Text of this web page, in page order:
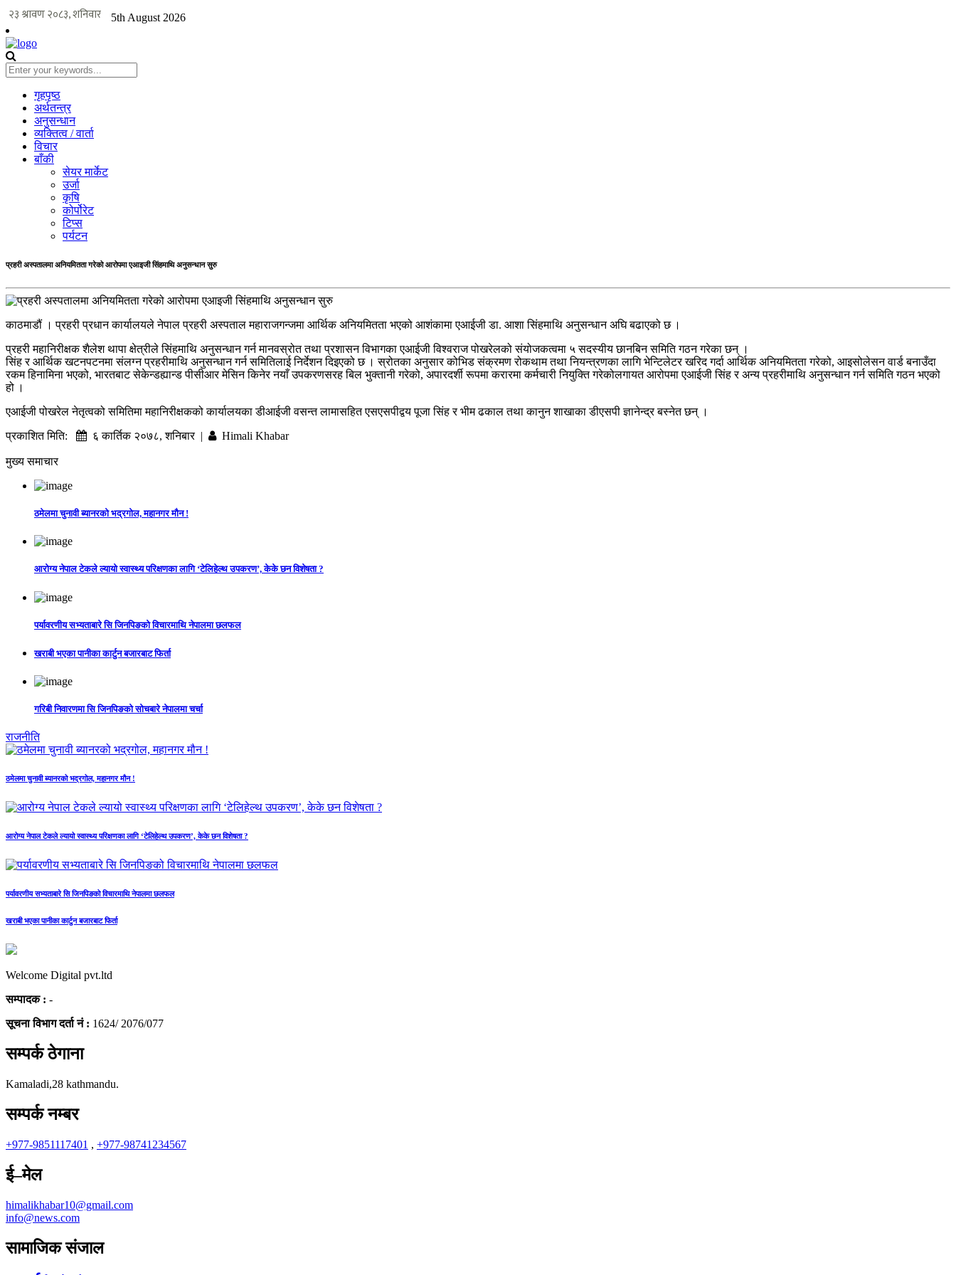
5th August 2026
गृहपृष्ठ
अर्थतन्त्र
अनुसन्धान
व्यक्तित्व / वार्ता
विचार
बाँकी
सेयर मार्केट
उर्जा
कृषि
कोर्पोरेट
टिप्स
पर्यटन
प्रहरी अस्पतालमा अनियमितता गरेको आरोपमा एआइजी सिंहमाथि अनुसन्धान सुरु
काठमाडौं । प्रहरी प्रधान कार्यालयले नेपाल प्रहरी अस्पताल महाराजगन्जमा आर्थिक अनियमितता भएको आशंकामा एआईजी डा. आशा सिंहमाथि अनुसन्धान अघि बढाएको छ ।
प्रहरी महानिरीक्षक शैलेश थापा क्षेत्रीले सिंहमाथि अनुसन्धान गर्न मानवस्रोत तथा प्रशासन विभागका एआईजी विश्वराज पोखरेलको संयोजकत्वमा ५ सदस्यीय छानबिन समिति गठन गरेका छन् ।
सिंह र आर्थिक खटनपटनमा संलग्न प्रहरीमाथि अनुसन्धान गर्न समितिलाई निर्देशन दिइएको छ । स्रोतका अनुसार कोभिड संक्रमण रोकथाम तथा नियन्त्रणका लागि भेन्टिलेटर खरिद गर्दा आर्थिक अनियमितता गरेको, आइसोलेसन वार्ड बनाउँदा
रकम हिनामिना भएको, भारतबाट सेकेन्डह्यान्ड पीसीआर मेसिन किनेर नयाँ उपकरणसरह बिल भुक्तानी गरेको, अपारदर्शी रूपमा करारमा कर्मचारी नियुक्ति गरेकोलगायत आरोपमा एआईजी सिंह र अन्य प्रहरीमाथि अनुसन्धान गर्न समिति गठन भएको
हो ।
एआईजी पोखरेल नेतृत्वको समितिमा महानिरीक्षकको कार्यालयका डीआईजी वसन्त लामासहित एसएसपीद्वय पूजा सिंह र भीम ढकाल तथा कानुन शाखाका डीएसपी ज्ञानेन्द्र बस्नेत छन् ।
प्रकाशित मिति:
६ कार्तिक २०७८, शनिबार | Himali Khabar
मुख्य समाचार
ठमेलमा चुनावी ब्यानरको भद्रगोल, महानगर मौन !
आरोग्य नेपाल टेकले ल्यायो स्वास्थ्य परिक्षणका लागि ‘टेलिहेल्थ उपकरण’, केके छन विशेषता ?
पर्यावरणीय सभ्यताबारे सि जिनपिङको विचारमाथि नेपालमा छलफल
खराबी भएका पानीका कार्टुन बजारबाट फिर्ता
गरिबी निवारणमा सि जिनपिङको सोचबारे नेपालमा चर्चा
राजनीति
ठमेलमा चुनावी ब्यानरको भद्रगोल, महानगर मौन !
आरोग्य नेपाल टेकले ल्यायो स्वास्थ्य परिक्षणका लागि ‘टेलिहेल्थ उपकरण’, केके छन विशेषता ?
पर्यावरणीय सभ्यताबारे सि जिनपिङको विचारमाथि नेपालमा छलफल
खराबी भएका पानीका कार्टुन बजारबाट फिर्ता
Welcome Digital pvt.ltd
सम्पादक : -
सूचना विभाग दर्ता नं : 1624/ 2076/077
सम्पर्क ठेगाना
Kamaladi,28 kathmandu.
सम्पर्क नम्बर
+977-9851117401 , +977-98741234567
ई–मेल
himalikhabar10@gmail.com
info@news.com
सामाजिक संजाल